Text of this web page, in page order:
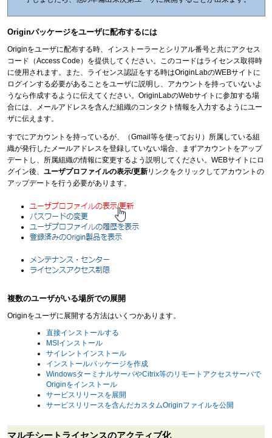
Originパッケージをユーザに配布するには
Originをユーザに配布する時、インストーラーとシリアル番号と共にアクセス
コード（Access Code）を提供してください。このコードはライセンス取得時
に使用されます。また、ライセンス認証をする時はOriginLabのWEBサイトに
ログインする必要があることをユーザに説明し、アカウントを持っていないよ
うなら作成するように伝えてください。OriginLabのWebサイトに参加する場
合には、メールアドレスを含んだ組織のコンタクト情報を入力するようにユー
ザに伝えます。
すでにアカウントを持っているが、（Gmail等を使っており）所属している組
織が発行したメールアドレスを登録していない場合、まずアカウントをアップ
デートし、所属組織の情報に変更するよう説明してください。WEBサイトにロ
グイン後、 ユーザプロファイルの表示/更新リンクをクリックしてアカウントの
アップデートを行う必要があります。
複数のユーザがいる場所での展開
Originをユーザに展開する方法はいくつかあります。
直接インストールする
MSIインストール
サイレントインストール
インストールパッケージを作成
WindowsターミナルサーバやCitrix等のリモートアクセスサーバで
Originをインストール
サービスリリースを展開
サービスリリースを含んだカスタムOriginファイルを公開
マルチシートライセンスのアクティブ化